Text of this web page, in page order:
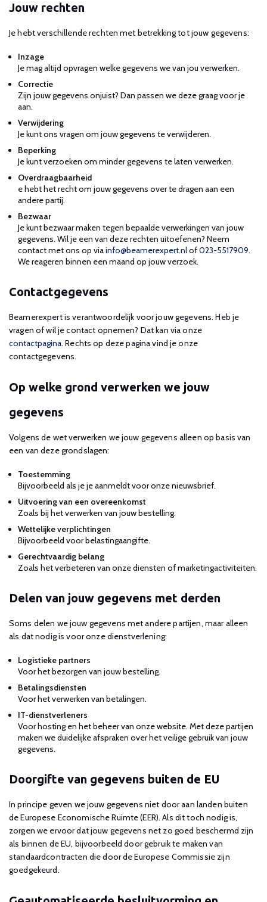
Jouw rechten
Je hebt verschillende rechten met betrekking tot jouw gegevens:
Inzage
Je mag altijd opvragen welke gegevens we van jou verwerken.
Correctie
Zijn jouw gegevens onjuist? Dan passen we deze graag voor je
aan.
Verwijdering
Je kunt ons vragen om jouw gegevens te verwijderen.
Beperking
Je kunt verzoeken om minder gegevens te laten verwerken.
Overdraagbaarheid
e hebt het recht om jouw gegevens over te dragen aan een
andere partij.
Bezwaar
Je kunt bezwaar maken tegen bepaalde verwerkingen van jouw
gegevens. Wil je een van deze rechten uitoefenen? Neem
contact met ons op viainfo@beamerexpert.nlof023-5517909.
We reageren binnen een maand op jouw verzoek.
Contactgegevens
Beamerexpert is verantwoordelijk voor jouw gegevens. Heb je
vragen of wil je contact opnemen? Dat kan via onze
contactpagina. Rechts op deze pagina vind je onze
contactgegevens.
Op welke grond verwerken we jouw
gegevens
Volgens de wet verwerken we jouw gegevens alleen op basis van
een van deze grondslagen:
Toestemming
Bijvoorbeeld als je je aanmeldt voor onze nieuwsbrief.
Uitvoering van een overeenkomst
Zoals bij het verwerken van jouw bestelling.
Wettelijke verplichtingen
Bijvoorbeeld voor belastingaangifte.
Gerechtvaardig belang
Zoals het verbeteren van onze diensten of marketingactiviteiten.
Delen van jouw gegevens met derden
Soms delen we jouw gegevens met andere partijen, maar alleen
als dat nodig is voor onze dienstverlening:
Logistieke partners
Voor het bezorgen van jouw bestelling.
Betalingsdiensten
Voor het verwerken van betalingen.
IT-dienstverleners
Voor hosting en het beheer van onze website. Met deze partijen
maken we duidelijke afspraken over het veilige gebruik van jouw
gegevens.
Doorgifte van gegevens buiten de EU
In principe geven we jouw gegevens niet door aan landen buiten
de Europese Economische Ruimte (EER). Als dit toch nodig is,
zorgen we ervoor dat jouw gegevens net zo goed beschermd zijn
als binnen de EU, bijvoorbeeld door gebruik te maken van
standaardcontracten die door de Europese Commissie zijn
goedgekeurd.